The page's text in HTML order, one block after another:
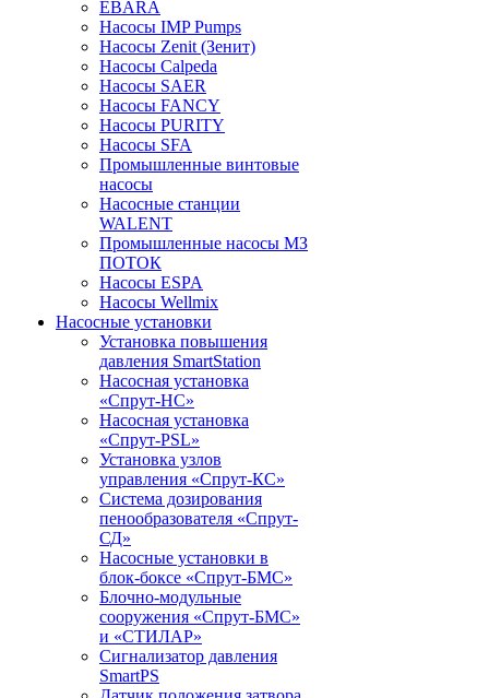
EBARA
Насосы IMP Pumps
Насосы Zenit (Зенит)
Насосы Calpeda
Насосы SAER
Насосы FANCY
Насосы PURITY
Насосы SFA
Промышленные винтовые
насосы
Насосные станции
WALENT
Промышленные насосы МЗ
ПОТОК
Насосы ESPA
Насосы Wellmix
Насосные установки
Установка повышения
давления SmartStation
Насосная установка
«Спрут-НС»
Насосная установка
«Спрут-PSL»
Установка узлов
управления «Спрут-КС»
Система дозирования
пенообразователя «Спрут-
СД»
Насосные установки в
блок-боксе «Спрут-БМС»
Блочно-модульные
сооружения «Спрут-БМС»
и «СТИЛАР»
Сигнализатор давления
SmartPS